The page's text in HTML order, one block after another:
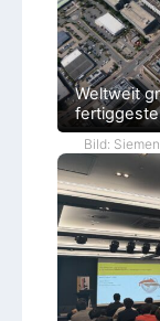
Weltweit
Bild: